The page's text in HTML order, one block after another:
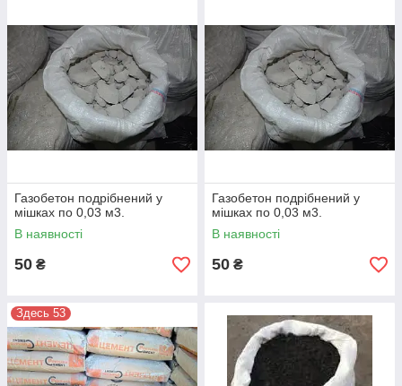
Газобетон подрібнений у
мішках по 0,03 м3.
В наявності
50 ₴
Газобетон подрібнений у
мішках по 0,03 м3.
В наявності
50 ₴
Здесь 53